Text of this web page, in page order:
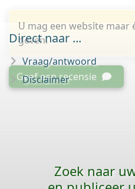
U mag een website maar
geven.
Geef een recensie
Direct naar ...
Vraag/antwoord
Disclaimer
Zoek naar